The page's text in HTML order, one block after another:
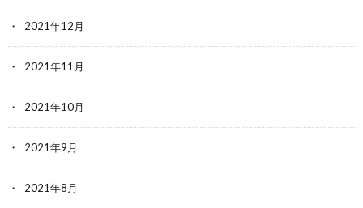
2021年12月
2021年11月
2021年10月
2021年9月
2021年8月